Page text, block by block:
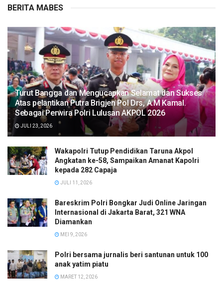
BERITA MABES
Turut Bangga dan Mengucapkan Selamat dan Sukses
Atas pelantikan Putra Brigjen Pol Drs, A.M Kamal.
Sebagai Perwira Polri Lulusan AKPOL 2026
JULI 23, 2026
Wakapolri Tutup Pendidikan Taruna Akpol
Angkatan ke-58, Sampaikan Amanat Kapolri
kepada 282 Capaja
JULI 11, 2026
Bareskrim Polri Bongkar Judi Online Jaringan
Internasional di Jakarta Barat, 321 WNA
Diamankan
MEI 9, 2026
Polri bersama jurnalis beri santunan untuk 100
anak yatim piatu
MARET 12, 2026